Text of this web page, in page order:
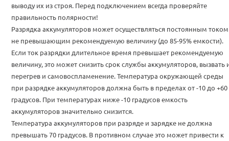
выводу их из строя. Перед подключением всегда проверяйте
правильность полярности!
Разрядка аккумуляторов может осуществляться постоянным током
не превышающим рекомендуемую величину (до 85-95% емкости).
Если ток разрядки длительное время превышает рекомендуемую
величину, это может снизить срок службы аккумуляторов, вызвать
перегрев и самовоспламенение. Температура окружающей среды
при разрядке аккумуляторов должна быть в пределах от -10 до +60
градусов. При температурах ниже -10 градусов емкость
аккумуляторов значительно снизится.
Температура аккумуляторов при разряде и зарядке не должна
превышать 70 градусов. В противном случае это может привести к